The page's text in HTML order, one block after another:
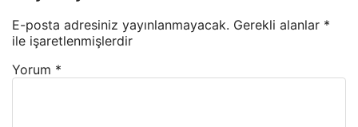
E-posta adresiniz yayınlanmayacak. Gerekli alanlar *
ile işaretlenmişlerdir
Yorum *